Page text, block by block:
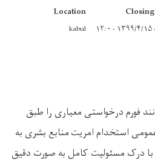
Location
kabul
فورم درخواستی معیاری را طبق
استخدام امریت منابع بشری به
درک مسئولیت کامل به صورت دقیق